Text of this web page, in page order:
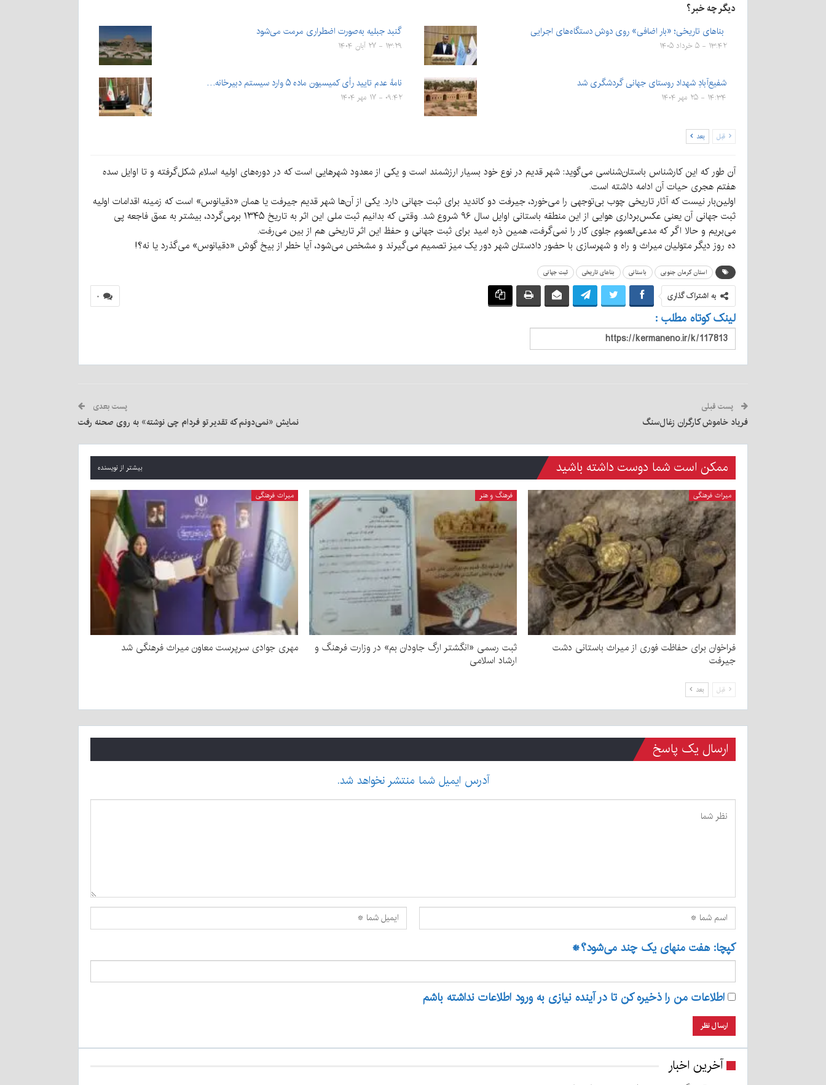
دیگر چه خبر؟
بناهای تاریخی؛ «بار اضافی» روی دوش دستگاه‌های اجرایی
۱۳:۴۲ - ۵ خرداد ۱۴۰۵
گنبد جبلیه به‌صورت اضطراری مرمت می‌شود
۱۳:۲۹ - ۲۷ آبان ۱۴۰۴
شفیع‌آبادِ شهداد روستای جهانی گردشگری شد
۱۴:۳۴ - ۲۵ مهر ۱۴۰۴
نامهٔ عدم تایید رأی کمیسیون ماده ۵ وارد سیستم دبیرخانه…
۰۹:۴۲ - ۱۷ مهر ۱۴۰۴
قبل بعد
آن طور که این کارشناس باستان‌شناسی می‌گوید: شهر قدیم در نوع خود بسیار ارزشمند است و یکی از معدود شهرهایی است که در دوره‌های اولیه اسلام شکل‌گرفته و تا اوایل سده
هفتم هجری حیات آن ادامه داشته است.
اولین‌بار نیست که آثار تاریخی چوب بی‌توجهی را می‌خورد، جیرفت دو کاندید برای ثبت جهانی دارد. یکی از آن‌ها شهر قدیم جیرفت یا همان «دقیانوس» است که زمینه اقدامات اولیه
ثبت جهانی آن یعنی عکس‌برداری هوایی از این منطقه باستانی اوایل سال ۹۶ شروع شد. وقتی که بدانیم ثبت ملی این اثر به تاریخ ۱۳۴۵ برمی‌گردد، بیشتر به عمق فاجعه پی
می‌بریم و حالا اگر که مدعی‌العموم جلوی کار را نمی‌گرفت، همین ذره امید برای ثبت جهانی و حفظ این اثر تاریخی هم از بین می‌رفت.
ده روز دیگر متولیان میراث و راه و شهرسازی با حضور دادستان شهر دور یک میز تصمیم می‌گیرند و مشخص می‌شود، آیا خطر از بیخ گوش «دقیانوس» می‌گذرد یا نه؟!
استان کرمان جنوبی باستانی بناهای تاریخی ثبت جهانی
۰ به اشتراک گذاری
لینک کوتاه مطلب :
پست قبلی
فریاد خاموش کارگران زغال‌سنگ
پست بعدی
نمایش «نمی‌دونم که تقدیر تو فردام چی نوشته» به روی صحنه رفت
ممکن است شما دوست داشته باشید بیشتر از نویسنده
میراث فرهنگی
فراخوان برای حفاظت فوری از میراث باستانی دشت
جیرفت
فرهنگ و هنر
ثبت رسمی «انگشتر ارگ جاودان بم» در وزارت فرهنگ و
ارشاد اسلامی
میراث فرهنگی
مهری جوادی سرپرست معاون میراث فرهنگی شد
قبل بعد
ارسال یک پاسخ
آدرس ایمیل شما منتشر نخواهد شد.
کپچا: هفت منهای یک چند می‌شود؟*
اطلاعات من را ذخیره کن تا در آینده نیازی به ورود اطلاعات نداشته باشم
آخرین اخبار